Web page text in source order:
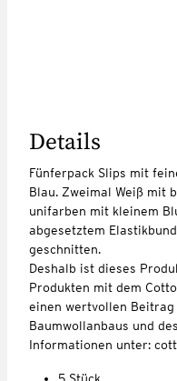
Details
Fünferpack Slips mit
Blau. Zweimal Weiß mit
unifarben mit kleinem
abgesetztem
geschnitten.
Deshalb ist dieses
Produkten mit dem
einen wertvollen
Baumwollanbaus und
Informationen unter: